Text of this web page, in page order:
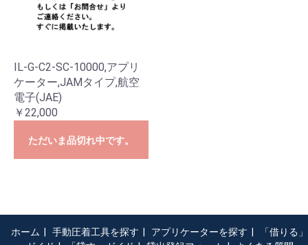
IL-G-C2-SC-10000,アプリ
ケーター,JAMタイプ,航空
電子(JAE)
￥22,000
ただいま品切れ中です。
ホーム 手動圧着工具を探す アプリケーターを探す
「借りる」